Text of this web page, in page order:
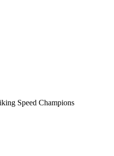
Speed Champions